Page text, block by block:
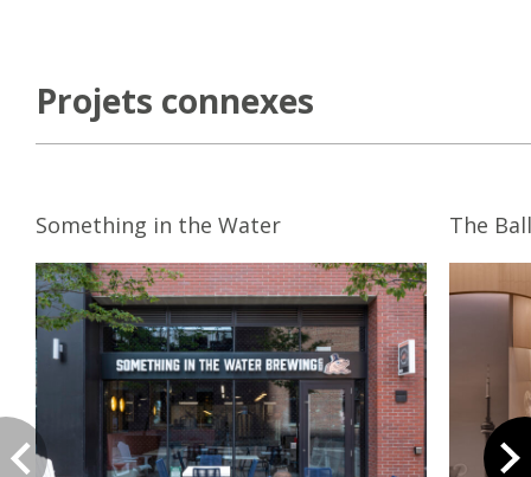
Projets connexes
Something in the Water The